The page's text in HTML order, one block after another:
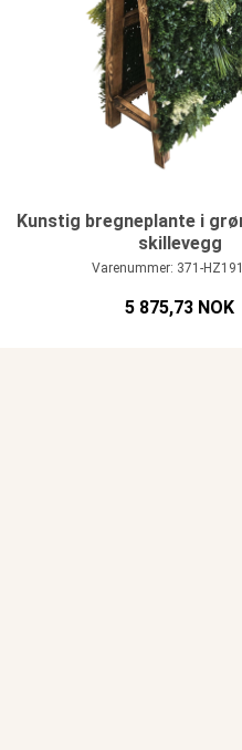
Kunstig bregneplante i
skillevegg
Varenummer: 371-
5 875,73 NOK